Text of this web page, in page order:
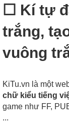
☐ Kí tự
trắng,
vuông
KiTu.vn là một
chữ kiểu tiếng
game như FF,
...